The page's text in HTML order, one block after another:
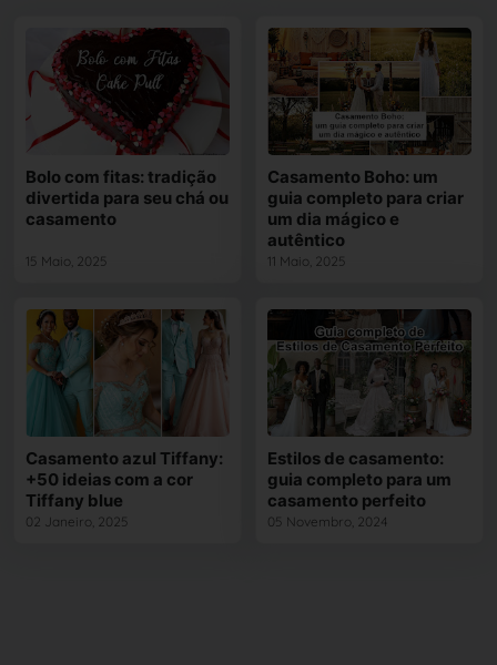
Bolo com fitas: tradição
divertida para seu chá ou
casamento
15 Maio, 2025
Casamento Boho: um
guia completo para criar
um dia mágico e
autêntico
11 Maio, 2025
Casamento azul Tiffany:
+50 ideias com a cor
Tiffany blue
02 Janeiro, 2025
Estilos de casamento:
guia completo para um
casamento perfeito
05 Novembro, 2024